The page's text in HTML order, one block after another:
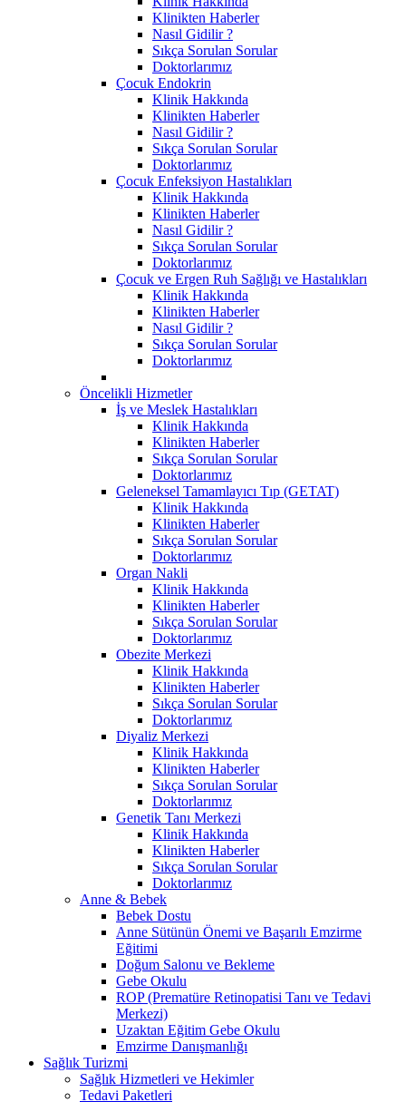
Klinikten Haberler
Nasıl Gidilir ?
Sıkça Sorulan Sorular
Doktorlarımız
Çocuk Endokrin
Klinik Hakkında
Klinikten Haberler
Nasıl Gidilir ?
Sıkça Sorulan Sorular
Doktorlarımız
Çocuk Enfeksiyon Hastalıkları
Klinik Hakkında
Klinikten Haberler
Nasıl Gidilir ?
Sıkça Sorulan Sorular
Doktorlarımız
Çocuk ve Ergen Ruh Sağlığı ve Hastalıkları
Klinik Hakkında
Klinikten Haberler
Nasıl Gidilir ?
Sıkça Sorulan Sorular
Doktorlarımız
Öncelikli Hizmetler
İş ve Meslek Hastalıkları
Klinik Hakkında
Klinikten Haberler
Sıkça Sorulan Sorular
Doktorlarımız
Geleneksel Tamamlayıcı Tıp (GETAT)
Klinik Hakkında
Klinikten Haberler
Sıkça Sorulan Sorular
Doktorlarımız
Organ Nakli
Klinik Hakkında
Klinikten Haberler
Sıkça Sorulan Sorular
Doktorlarımız
Obezite Merkezi
Klinik Hakkında
Klinikten Haberler
Sıkça Sorulan Sorular
Doktorlarımız
Diyaliz Merkezi
Klinik Hakkında
Klinikten Haberler
Sıkça Sorulan Sorular
Doktorlarımız
Genetik Tanı Merkezi
Klinik Hakkında
Klinikten Haberler
Sıkça Sorulan Sorular
Doktorlarımız
Anne & Bebek
Bebek Dostu
Anne Sütünün Önemi ve Başarılı Emzirme
Eğitimi
Doğum Salonu ve Bekleme
Gebe Okulu
ROP (Prematüre Retinopatisi Tanı ve Tedavi
Merkezi)
Uzaktan Eğitim Gebe Okulu
Emzirme Danışmanlığı
Sağlık Turizmi
Sağlık Hizmetleri ve Hekimler
Tedavi Paketleri